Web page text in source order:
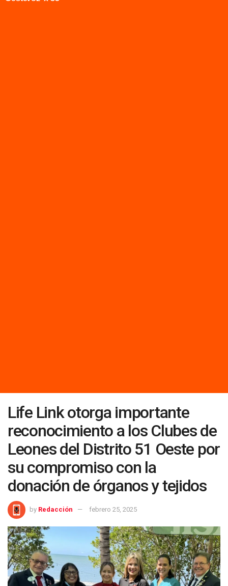
Life Link otorga importante
reconocimiento a los Clubes de
Leones del Distrito 51 Oeste por
su compromiso con la
donación de órganos y tejidos
by Redacción febrero 25, 2025